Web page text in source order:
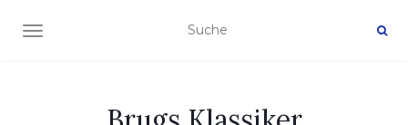
NAVIGATION EIN-/AUSSCHALTEN